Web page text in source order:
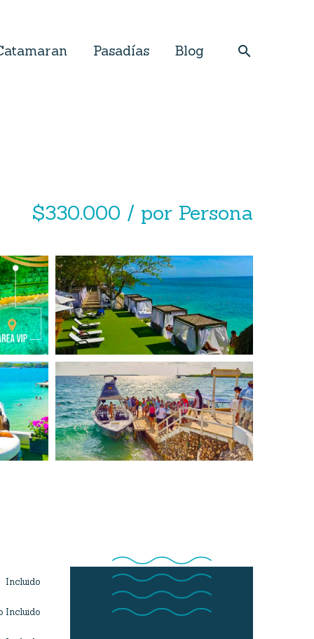
Pasadías Blog
$330.000 / por Persona
Incluido
Incluido